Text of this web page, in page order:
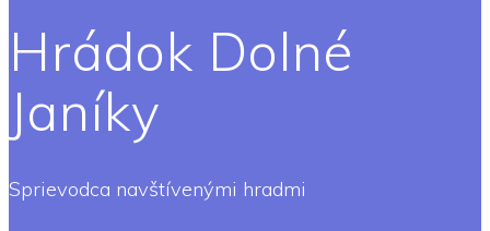
Hrádok Dolné
Janíky
Sprievodca navštívenými hradmi